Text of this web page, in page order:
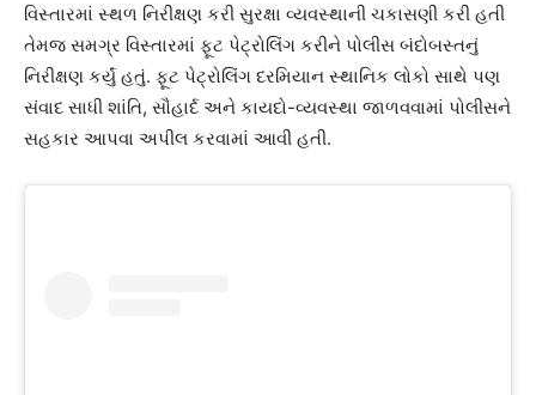
વિસ્તારમાં સ્થળ નિરીક્ષણ કરી સુરક્ષા વ્યવસ્થાની ચકાસણી કરી હતી
તેમજ સમગ્ર વિસ્તારમાં ફૂટ પેટ્રોલિંગ કરીને પોલીસ બંદોબસ્તનું
નિરીક્ષણ કર્યું હતું. ફૂટ પેટ્રોલિંગ દરમિયાન સ્થાનિક લોકો સાથે પણ
સંવાદ સાધી શાંતિ, સૌહાર્દ અને કાયદો-વ્યવસ્થા જાળવવામાં પોલીસને
સહકાર આપવા અપીલ કરવામાં આવી હતી.